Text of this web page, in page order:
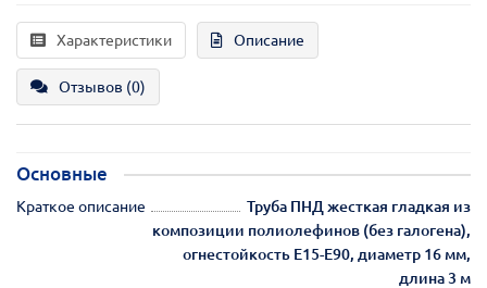
Характеристики Описание
Отзывов (0)
Основные
Краткое описание
Труба ПНД жесткая гладкая из
композиции полиолефинов (без галогена),
огнестойкость E15-E90, диаметр 16 мм,
длина 3 м